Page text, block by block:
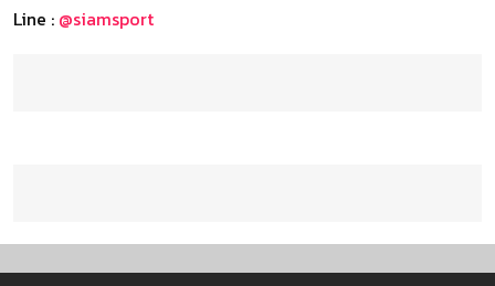
Line : @siamsport